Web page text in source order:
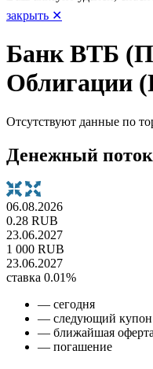
закрыть ✕
Банк ВТБ
Облигации
Отсутствуют данные по
Денежный поток
06.08.2026
0.28 RUB
23.06.2027
1 000 RUB
23.06.2027
ставка 0.01%
— сегодня
— следующий купон
— ближайшая
— погашение